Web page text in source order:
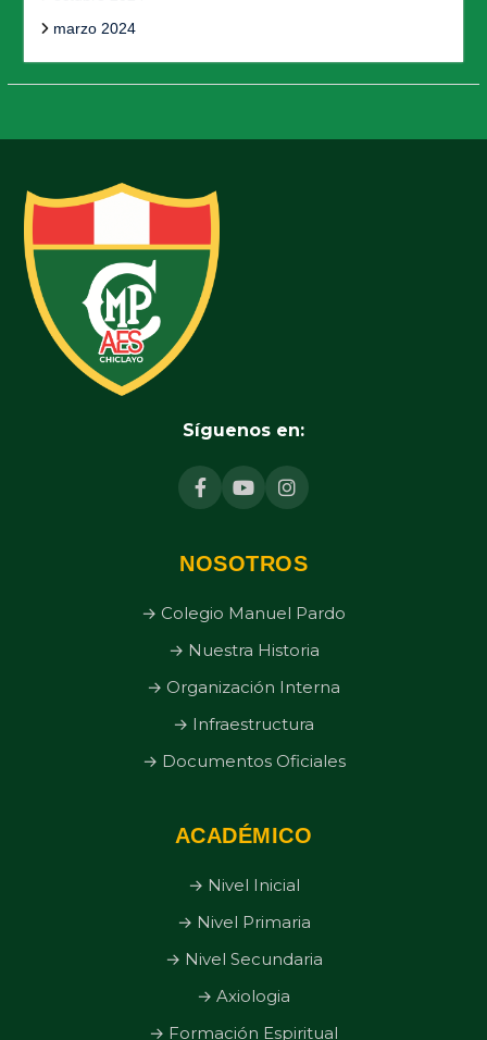
marzo 2024
Síguenos en:
NOSOTROS
→ Colegio Manuel Pardo
→ Nuestra Historia
→ Organización Interna
→ Infraestructura
→ Documentos Oficiales
ACADÉMICO
→ Nivel Inicial
→ Nivel Primaria
→ Nivel Secundaria
→ Axiologia
→ Formación Espiritual